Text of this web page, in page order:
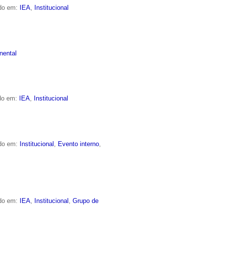
em: IEA Institucional
em: IEA, Institucional
em: Institucional , Evento interno,
em: IEA Institucional ,Grupo de